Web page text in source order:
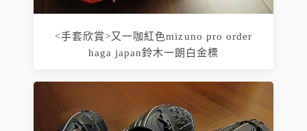
<手套欣賞>又一咖紅色mizuno pro order
haga japan鈴木一朗白金標